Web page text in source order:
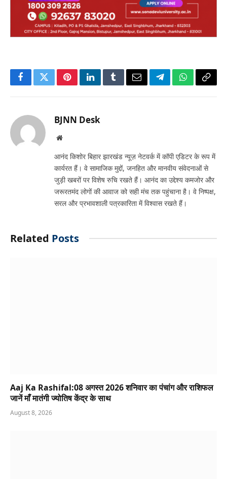
FacebookTwitterPinterestLinkedInTumblrEmailTelegramWhatsApp
Copy
BJNN Desk
Website
आनंद किशोर बिहार झारखंड न्यूज़ नेटवर्क में कॉपी एडिटर के रूप में
कार्यरत हैं। वे सामाजिक मुद्दों, जनहित और मानवीय संवेदनाओं से
जुड़ी खबरों पर विशेष रुचि रखते हैं। आनंद का उद्देश्य कमजोर और
जरूरतमंद लोगों की आवाज को सही मंच तक पहुंचाना है। वे निष्पक्ष,
सरल और प्रभावशाली पत्रकारिता में विश्वास रखते हैं।
Related Posts
Aaj Ka Rashifal:08 अगस्त 2026 शनिवार का पंचांग और राशिफल
जानें माँ मातंगी ज्योतिष केंद्र के साथ
August 8, 2026